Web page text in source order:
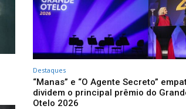
Destaques
“Manas” e “O Agente Secreto”
dividem o principal prêmio do
Otelo 2026